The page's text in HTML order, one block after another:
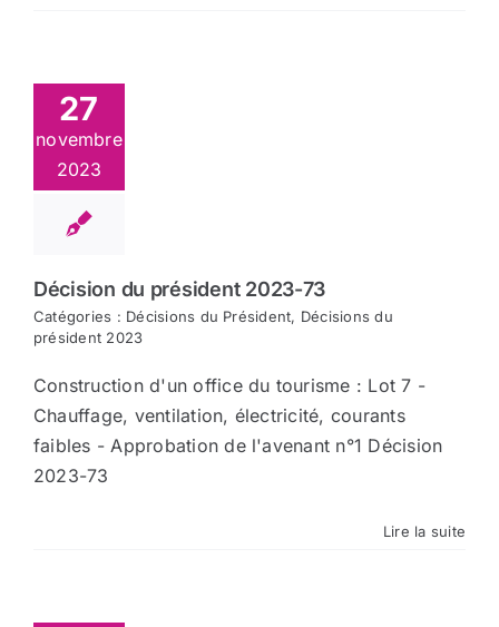
27
novembre
2023
Décision du président 2023-73
Catégories : Décisions du Président, Décisions du
président 2023
Construction d'un office du tourisme : Lot 7 -
Chauffage, ventilation, électricité, courants
faibles - Approbation de l'avenant n°1 Décision
2023-73
Lire la suite